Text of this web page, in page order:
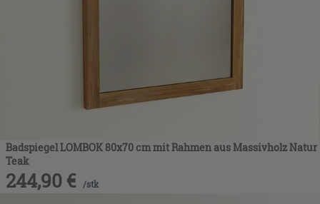
Badspiegel LOMBOK 80x70 cm mit Rahmen aus Massivholz Natur
Teak
244,90 € /stk